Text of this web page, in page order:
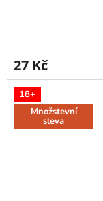
27 Kč
18+
Množstevní
sleva